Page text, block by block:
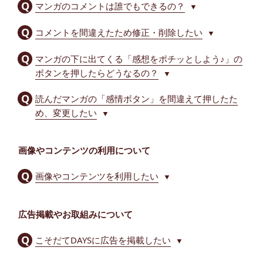
マンガのコメントは誰でもできるの？ ▼
コメントを間違えたため修正・削除したい ▼
マンガの下に出てくる「感想をポチッとしよう♪」の
ボタンを押したらどうなるの？
▼
読んだマンガの「感情ボタン」を間違えて押したた
め、変更したい
▼
画像やコンテンツの利用について
画像やコンテンツを利用したい ▼
広告掲載やお取組みについて
こそだてDAYSに広告を掲載したい ▼